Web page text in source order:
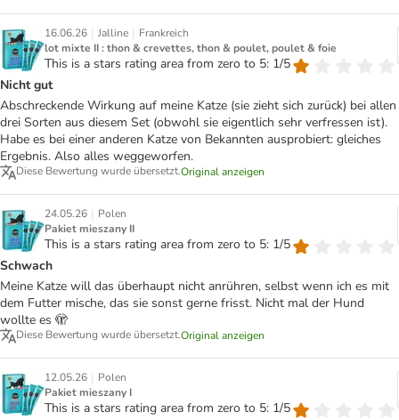
16.06.26 | Jalline | Frankreich
lot mixte II : thon & crevettes, thon & poulet, poulet & foie
This is a stars rating area from zero to 5: 1/5
Nicht gut
Abschreckende Wirkung auf meine Katze (sie zieht sich zurück) bei allen
drei Sorten aus diesem Set (obwohl sie eigentlich sehr verfressen ist).
Habe es bei einer anderen Katze von Bekannten ausprobiert: gleiches
Ergebnis. Also alles weggeworfen.
Diese Bewertung wurde übersetzt.Original anzeigen
24.05.26 | Polen
Pakiet mieszany II
This is a stars rating area from zero to 5: 1/5
Schwach
Meine Katze will das überhaupt nicht anrühren, selbst wenn ich es mit
dem Futter mische, das sie sonst gerne frisst. Nicht mal der Hund
wollte es 🫣
Diese Bewertung wurde übersetzt.Original anzeigen
12.05.26 | Polen
Pakiet mieszany I
This is a stars rating area from zero to 5: 1/5